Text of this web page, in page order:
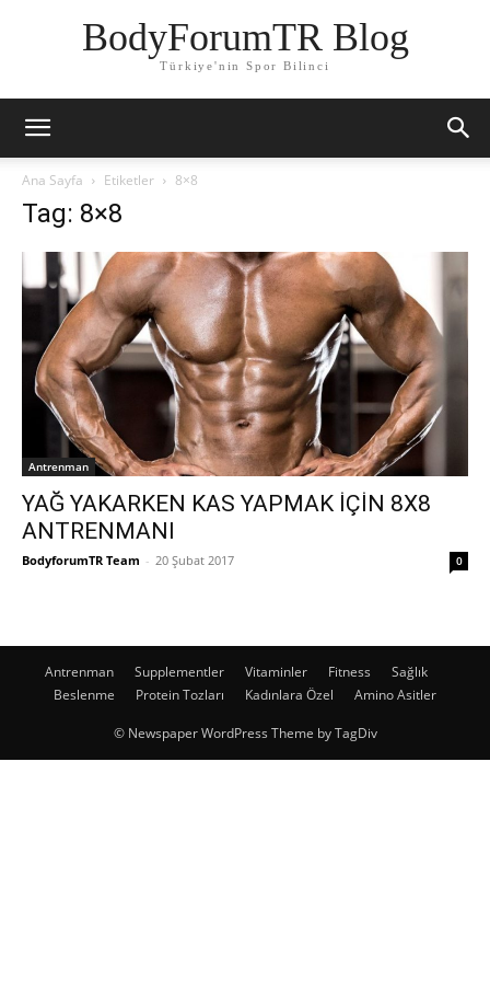
BodyForumTR Blog
Türkiye'nin Spor Bilinci
Ana Sayfa Etiketler 8×8
Tag: 8×8
Antrenman
YAĞ YAKARKEN KAS YAPMAK İÇİN 8X8
ANTRENMANI
BodyforumTR Team - 20 Şubat 2017 0
Antrenman Supplementler Vitaminler Fitness
Sağlık
Beslenme
Protein Tozları Kadınlara Özel Amino Asitler
© Newspaper WordPress Theme by TagDiv